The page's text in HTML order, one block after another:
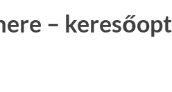
–